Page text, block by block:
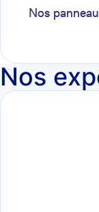
Nos
Nos